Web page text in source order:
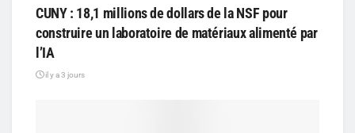
CUNY : 18,1 millions de dollars de la NSF pour
construire un laboratoire de matériaux alimenté par
l’IA
il y a 3 jours